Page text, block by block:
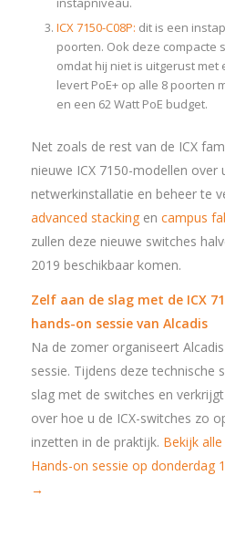
ICX 7150-C08P: dit is een
poorten. Ook deze compacte
omdat hij niet is uitgerust met
levert PoE+ op alle 8 poorten
en een 62 Watt PoE budget.
Net zoals de rest van de ICX
nieuwe ICX 7150-modellen
netwerkinstallatie en beheer te
advanced stackingen campus
zullen deze nieuwe switches
2019 beschikbaar komen.
Zelf aan de slag met de ICX
hands-on sessie van Alcadis
Na de zomer organiseert
sessie. Tijdens deze technische
slag met de switches en
over hoe u de ICX-switches zo
inzetten in de praktijk. Bekijk
Hands-on sessie op donderdag
→